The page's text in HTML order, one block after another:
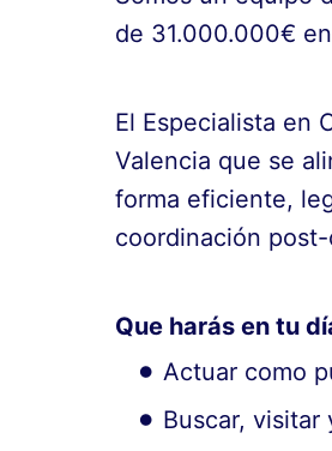
de 31.000.000€
El Especialista en
Valencia que se
forma eficiente,
coordinación post-
Que harás en tu
Actuar como
Buscar,